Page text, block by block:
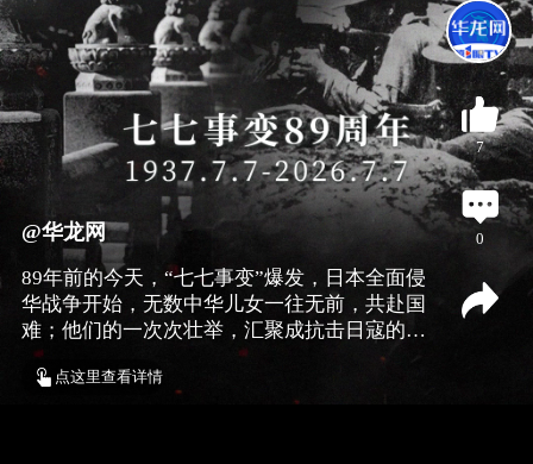
l
a
y
V
i
7
0
@华龙网
89年前的今天，“七七事变”爆发，日本全面侵
华战争开始，无数中华儿女一往无前，共赴国
难；他们的一次次壮举，汇聚成抗击日寇的磅
礴力量。如今硝烟已散，勿忘国殇，吾辈自
强！点这里查看详情